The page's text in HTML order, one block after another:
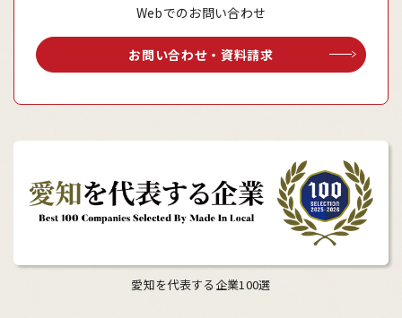
Webでのお問い合わせ
お問い合わせ・資料請求
愛知を代表する企業100選